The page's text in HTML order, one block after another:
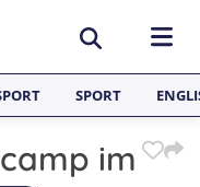
SPORT
im